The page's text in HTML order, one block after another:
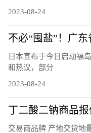
2023-08-24
日本宣布于今日启动福
和热议，部分
2023-08-24
丁二酸二钠商品报
交易商品牌 产地交货地